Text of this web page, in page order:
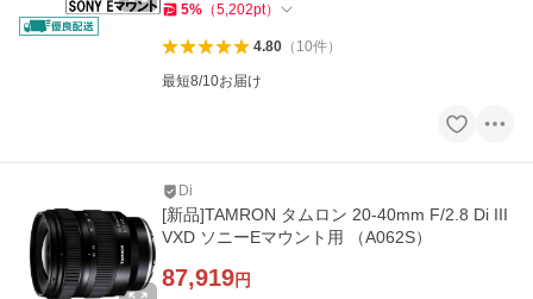
5% （5,202pt）
4.80（ 10件）
最短8/10お届け
Di
[新品]TAMRON タムロン 20-40mm F/2.8 Di III
VXD ソニーEマウント用 （A062S）
87,919円